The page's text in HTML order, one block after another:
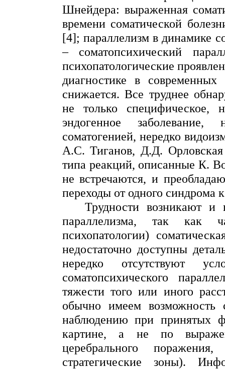
Шнейдера: выраженная
времени соматической
[4]; параллелизм в динамике
– соматопсихический
психопатологические
диагностике в
снижается. Все труднее
не только
эндогенное
соматогенией, нередко
А.С.Тиганов, Д.Д.
типа реакций, описанные К.
не встречаются, и
переходы от одного синдрома
Трудности возникают
параллелизма, так как
психопатологии)
недостаточно доступны
нередко отсутствуют
соматопсихического
тяжести того или иного
обычно имеем
наблюдению при принятых
картине, а не по
церебрального
стратегические зоны).